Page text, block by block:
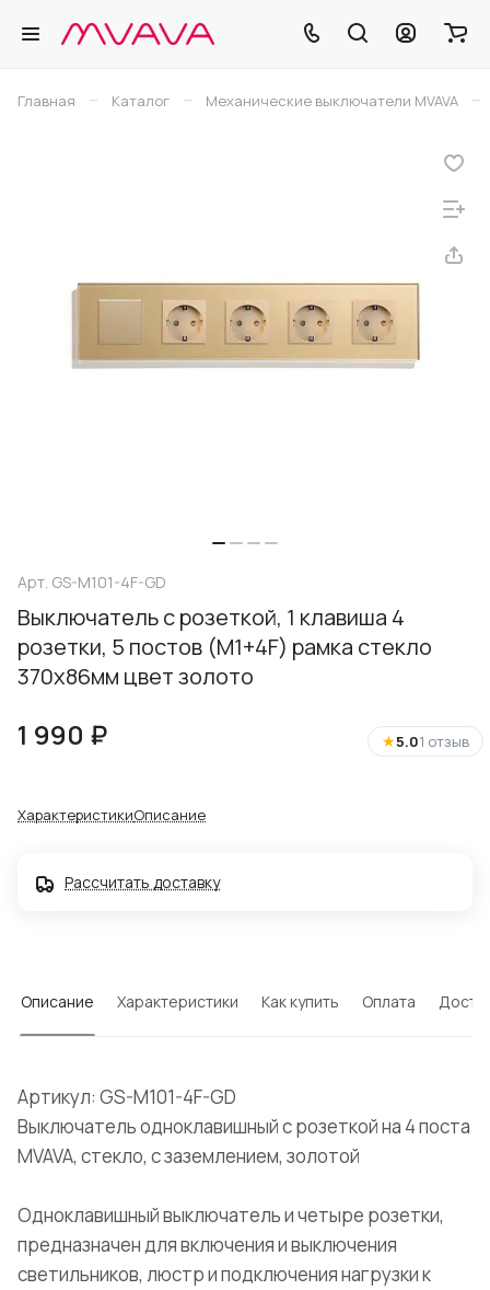
Главная – Каталог – Механические выключатели MVAVA –
Арт. GS-M101-4F-GD
Выключатель с розеткой, 1 клавиша 4
розетки, 5 постов (M1+4F) рамка стекло
370х86мм цвет золото
1 990 ₽ ★5.01 отзыв
ХарактеристикиОписание
Рассчитать доставку
Описание Характеристики Как купить Оплата
Артикул: GS-M101-4F-GD
Выключатель одноклавишный с розеткой на 4 поста
MVAVA, стекло, с заземлением, золотой
Одноклавишный выключатель и четыре розетки,
предназначен для включения и выключения
светильников, люстр и подключения нагрузки к